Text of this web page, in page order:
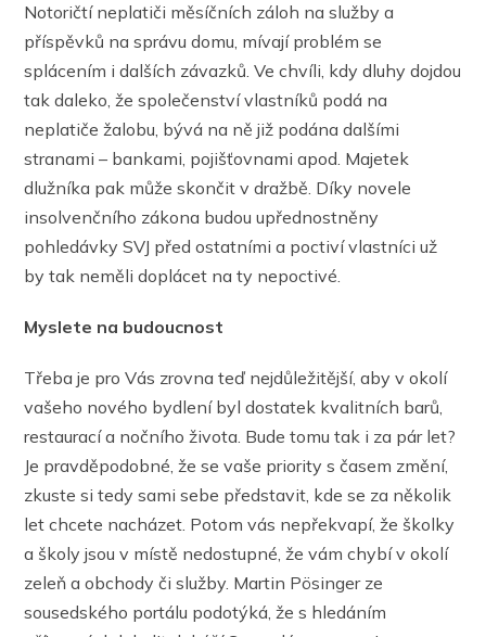
Notoričtí neplatiči měsíčních záloh na služby a
příspěvků na správu domu, mívají problém se
splácením i dalších závazků. Ve chvíli, kdy dluhy dojdou
tak daleko, že společenství vlastníků podá na
neplatiče žalobu, bývá na ně již podána dalšími
stranami – bankami, pojišťovnami apod. Majetek
dlužníka pak může skončit v dražbě. Díky novele
insolvenčního zákona budou upřednostněny
pohledávky SVJ před ostatními a poctiví vlastníci už
by tak neměli doplácet na ty nepoctivé.
Myslete na budoucnost
Třeba je pro Vás zrovna teď nejdůležitější, aby v okolí
vašeho nového bydlení byl dostatek kvalitních barů,
restaurací a nočního života. Bude tomu tak i za pár let?
Je pravděpodobné, že se vaše priority s časem změní,
zkuste si tedy sami sebe představit, kde se za několik
let chcete nacházet. Potom vás nepřekvapí, že školky
a školy jsou v místě nedostupné, že vám chybí v okolí
zeleň a obchody či služby. Martin Pösinger ze
sousedského portálu podotýká, že s hledáním